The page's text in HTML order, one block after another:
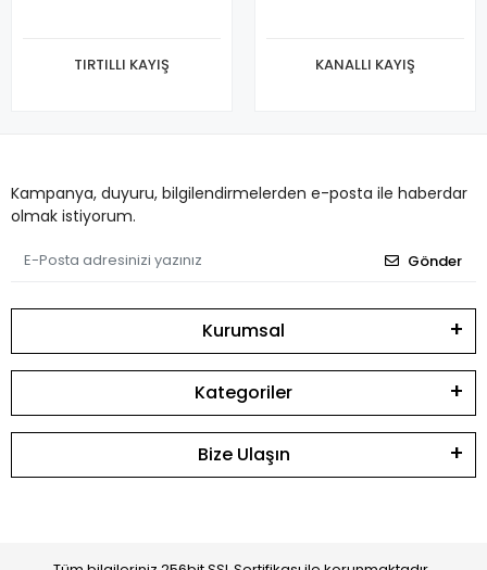
TIRTILLI KAYIŞ KANALLI KAYIŞ
Kampanya, duyuru, bilgilendirmelerden e-posta ile haberdar
olmak istiyorum.
Gönder
Kurumsal
Kategoriler
Bize Ulaşın